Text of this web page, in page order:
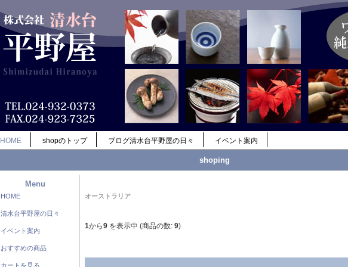
HOME shopのトップ ブログ清水台平野屋の日々 イベント案内
shoping
Menu
HOME
清水台平野屋の日々
イベント案内
おすすめの商品
カートを見る
オーストラリア
1から9 を表示中 (商品の数: 9)